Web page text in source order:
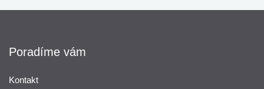
Poradíme vám
Kontakt